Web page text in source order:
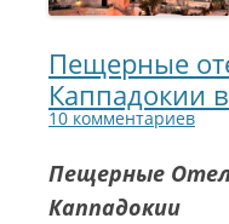
Пещерные
Каппадокии
10 комментариев
Пещерные
Каппадокии